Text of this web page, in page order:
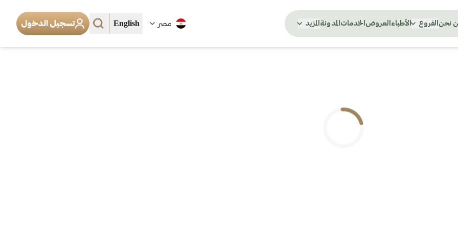
نحن الفروع الأطباء العروض الخدمات المدونة المزيد مصر English تسجيل الدخول